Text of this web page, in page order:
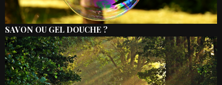
SAVON OU GEL DOUCHE ?